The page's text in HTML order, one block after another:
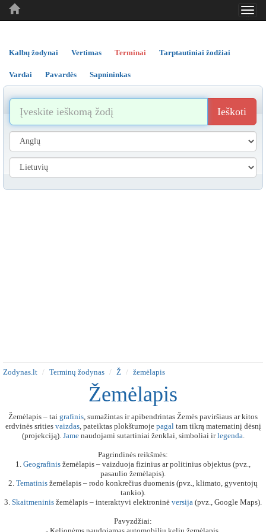
..
..
Kalbų žodynai Vertimas Terminai Tarptautiniai žodžiai
Vardai Pavardės Sapnininkas
Ieškoti
Zodynas.lt Terminų žodynas Ž žemėlapis
Žemėlapis
Žemėlapis – tai grafinis, sumažintas ir apibendrintas Žemės paviršiaus ar kitos
erdvinės srities vaizdas, pateiktas plokštumoje pagaltam tikrą matematinį dėsnį
(projekciją). Jamenaudojami sutartiniai ženklai, simboliai irlegenda.
Pagrindinės reikšmės:
1. Geografinis žemėlapis – vaizduoja fizinius ar politinius objektus (pvz.,
pasaulio žemėlapis).
2. Tematinis žemėlapis – rodo konkrečius duomenis (pvz., klimato, gyventojų
tankio).
3. Skaitmeninis žemėlapis – interaktyvi elektroninė versija (pvz., Google Maps).
Pavyzdžiai: